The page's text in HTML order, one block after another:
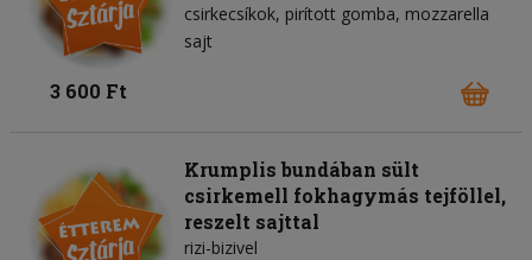
csirkecsíkok pirított gomba mozzarella
sajt
3 600 Ft
Krumplis bundában sült
csirkemell fokhagymás tejföllel,
reszelt sajttal
rizi-bizivel